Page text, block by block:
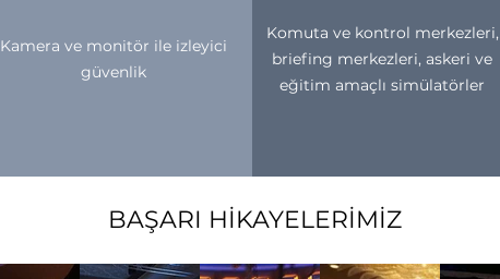
Kamera ve monitör ile izleyici
güvenlik
Komuta ve kontrol merkezleri,
briefing merkezleri, askeri ve
eğitim amaçlı simülatörler
BAŞARI HİKAYELERİMİZ